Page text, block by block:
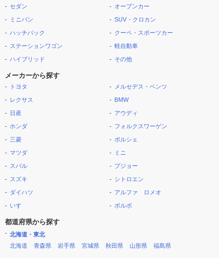
セダン
ミニバン
ハッチバック
ステーションワゴン
ハイブリッド
オープンカー
SUV・クロカン
クーペ・スポーツカー
軽自動車
その他
メーカーから探す
トヨタ
レクサス
日産
ホンダ
三菱
マツダ
スバル
スズキ
ダイハツ
いすゞ
メルセデス・ベンツ
BMW
アウディ
フォルクスワーゲン
ポルシェ
ミニ
プジョー
シトロエン
アルファ ロメオ
ボルボ
都道府県から探す
北海道・東北
北海道
青森県 岩手県 宮城県 秋田県 山形県 福島県